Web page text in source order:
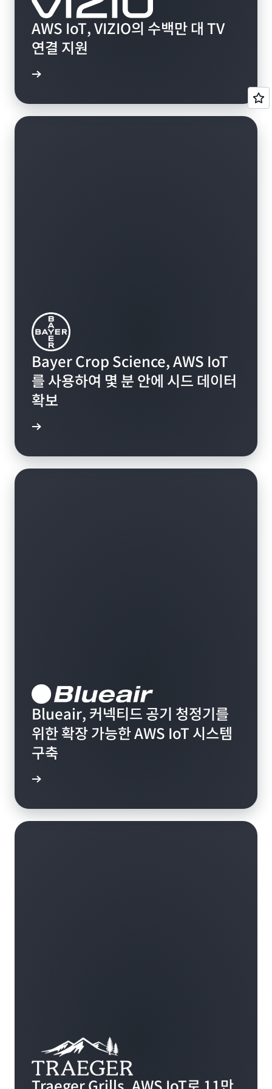
AWS IoT, VIZIO의 수백만 대 TV
연결 지원
Bayer Crop Science, AWS IoT
를 사용하여 몇 분 안에 시드 데이터
확보
Blueair, 커넥티드 공기 청정기를
위한 확장 가능한 AWS IoT 시스템
구축